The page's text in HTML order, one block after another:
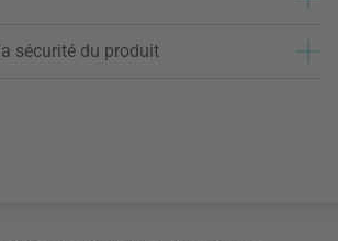
sécurité du produit